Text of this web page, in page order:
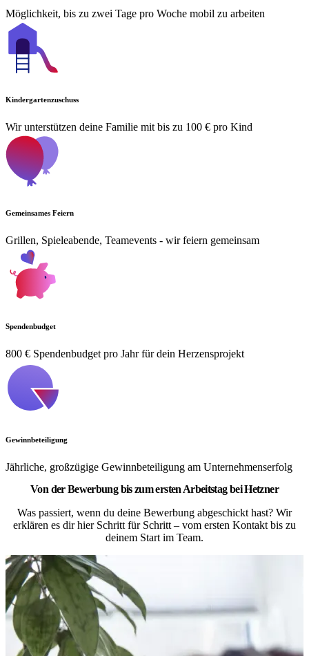
Möglichkeit, bis zu zwei Tage pro Woche mobil zu arbeiten
Kindergartenzuschuss
Wir unterstützen deine Familie mit bis zu 100 € pro Kind
Gemeinsames Feiern
Grillen, Spieleabende, Teamevents - wir feiern gemeinsam
Spendenbudget
800 € Spendenbudget pro Jahr für dein Herzensprojekt
Gewinnbeteiligung
Jährliche, großzügige Gewinnbeteiligung am Unternehmenserfolg
Von der Bewerbung bis zum ersten Arbeitstag bei Hetzner
Was passiert, wenn du deine Bewerbung abgeschickt hast? Wir
erklären es dir hier Schritt für Schritt – vom ersten Kontakt bis zu
deinem Start im Team.